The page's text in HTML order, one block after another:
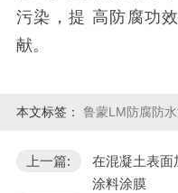
污染，提 高防腐功
献。
本文标签： 鲁蒙LM防腐防
上一篇:
在混凝土表面
涂料涂膜